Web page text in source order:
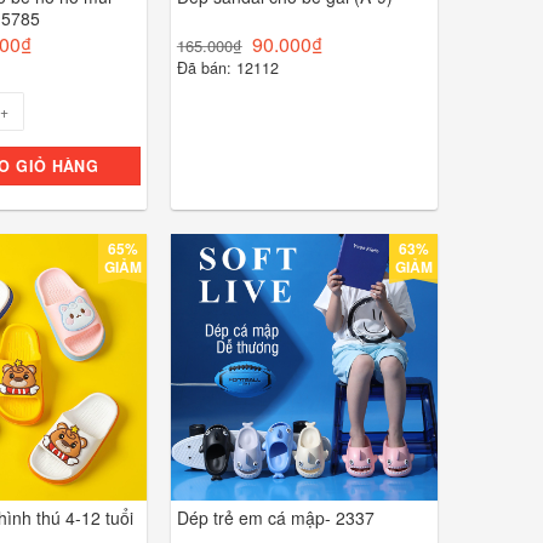
₫
GIỎ HÀNG
165.000₫ 90.000₫
Đã bán: 12112
65%
GIẢM
thú 4-12 tuổi
63%
GIẢM
Dép trẻ em cá mập- 2337